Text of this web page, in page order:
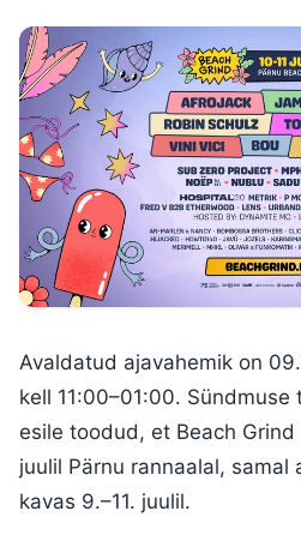
Avaldatud ajavahemik on
kell 11:00–01:00.
esile toodud, et Beach Grind
juulil Pärnu rannaalal, samal
kavas 9.–11. juulil.